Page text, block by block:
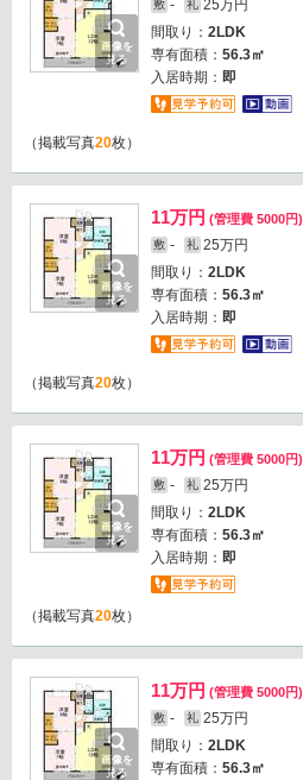
画像を
見る
敷 - 礼 25万円
間取り： 2LDK
専有面積： 56.3㎡
入居時期： 即
（掲載写真20枚）
画像を
見る
11万円 (管理費 5000円)
敷 - 礼 25万円
間取り： 2LDK
専有面積： 56.3㎡
入居時期： 即
（掲載写真20枚）
画像を
見る
11万円 (管理費 5000円)
敷 - 礼 25万円
間取り： 2LDK
専有面積： 56.3㎡
入居時期： 即
（掲載写真20枚）
画像を
見る
11万円 (管理費 5000円)
敷 - 礼 25万円
間取り： 2LDK
専有面積： 56.3㎡